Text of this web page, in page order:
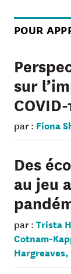
POUR
sur
par : Fiona
Des
au jeu
par : Trista
Cotnam-
Hargreaves,